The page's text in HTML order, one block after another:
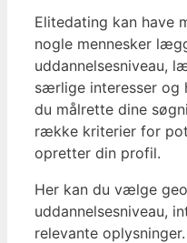
Elitedating kan have
nogle mennesker
uddannelsesniveau,
særlige interesser og
du målrette dine
række kriterier for
opretter din profil.
Her kan du vælge
uddannelsesniveau,
relevante oplysninger.